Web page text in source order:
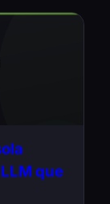
que